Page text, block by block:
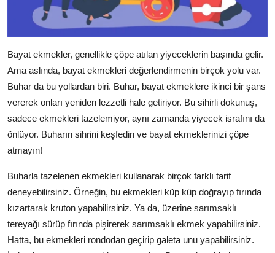
Bayat ekmekler, genellikle çöpe atılan yiyeceklerin başında gelir.
Ama aslında, bayat ekmekleri değerlendirmenin birçok yolu var.
Buhar da bu yollardan biri. Buhar, bayat ekmeklere ikinci bir şans
vererek onları yeniden lezzetli hale getiriyor. Bu sihirli dokunuş,
sadece ekmekleri tazelemiyor, aynı zamanda yiyecek israfını da
önlüyor. Buharın sihrini keşfedin ve bayat ekmeklerinizi çöpe
atmayın!
Buharla tazelenen ekmekleri kullanarak birçok farklı tarif
deneyebilirsiniz. Örneğin, bu ekmekleri küp küp doğrayıp fırında
kızartarak kruton yapabilirsiniz. Ya da, üzerine sarımsaklı
tereyağı sürüp fırında pişirerek sarımsaklı ekmek yapabilirsiniz.
Hatta, bu ekmekleri rondodan geçirip galeta unu yapabilirsiniz.